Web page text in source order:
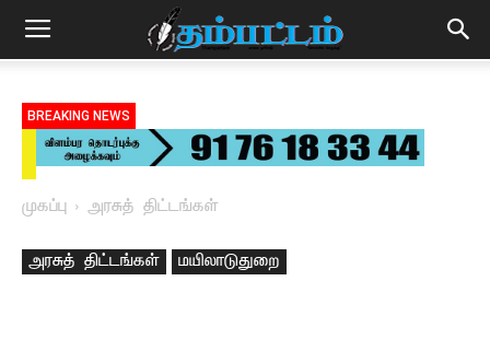
BREAKING NEWS
முகப்பு அரசுத் திட்டங்கள்
அரசுத் திட்டங்கள் மயிலாடுதுறை